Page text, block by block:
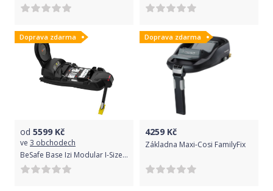
Doprava zdarma
od 5599 Kč
ve 3 obchodech
BeSafe Base Izi Modular I-Size 500 Isofix Báze Izi Modular I-Size
Doprava zdarma
4259 Kč
Základna Maxi-Cosi FamilyFix